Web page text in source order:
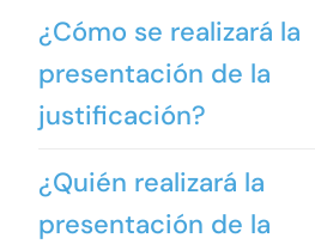
¿Cómo se realizará la
presentación de la
justificación?
¿Quién realizará la
presentación de la